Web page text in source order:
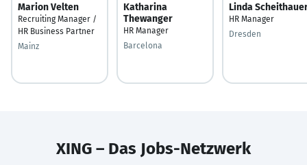
Marion Velten
Recruiting Manager /
HR Business Partner
Mainz
Katharina
Thewanger
HR Manager
Barcelona
Linda
HR Manager
Dresden
XING – Das Jobs-Netzwerk